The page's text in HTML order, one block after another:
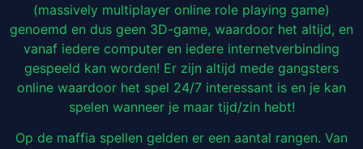
(massively multiplayer online role playing game)
genoemd en dus geen 3D-game, waardoor het altijd, en
vanaf iedere computer en iedere internetverbinding
gespeeld kan worden! Er zijn altijd mede gangsters
online waardoor het spel 24/7 interessant is en je kan
spelen wanneer je maar tijd/zin hebt!
Op de maffia spellen gelden er een aantal rangen. Van